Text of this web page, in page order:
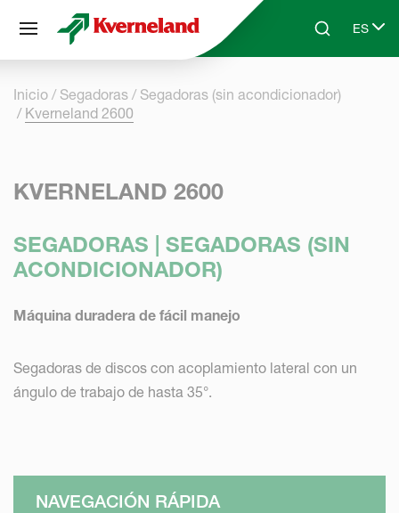
Skip to main contentSearchES
Select
Inicio Segadoras
Segadoras (sin acondicionador)
Kverneland 2600
KVERNELAND 2600
SEGADORAS | SEGADORAS (SIN
ACONDICIONADOR)
Máquina duradera de fácil manejo
Segadoras de discos con acoplamiento lateral con un
ángulo de trabajo de hasta 35°.
NAVEGACIÓN RÁPIDA
Panel de gestión de cookies